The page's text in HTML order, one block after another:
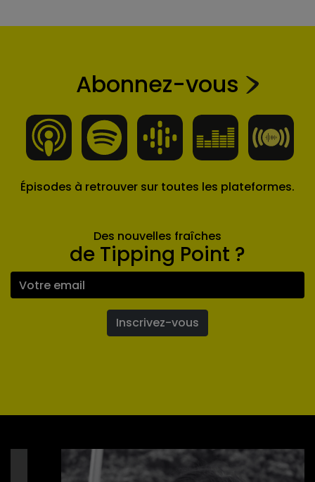
Abonnez-vous
Épisodes à retrouver sur toutes les plateformes.
Des nouvelles fraîches
de Tipping Point ?